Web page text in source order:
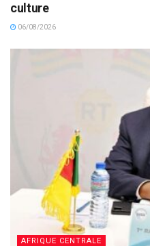
culture
06/08/2026
AFRIQUE CENTRALE